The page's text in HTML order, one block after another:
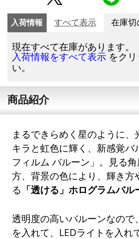
入荷情報 すべて表示 在庫切
現在すべて在庫があります。
入荷情報をすべて表示 をク
い。
商品紹介
まるできらめく星のように、
キラと虹色に輝く、新感覚バ
フィルム バルーン」。見る
方、背景の色により、輝き方
る 「透ける」ホログラムバル
透明度の高いバルーンなので
を入れて、LEDライトを入れ